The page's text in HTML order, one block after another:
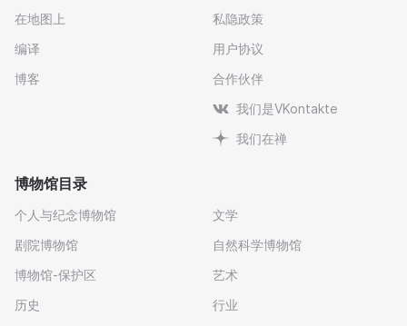
在地图上
编译
博客
私隐政策
用户协议
合作伙伴
我们是VKontakte
我们在禅
博物馆目录
个人与纪念博物馆
剧院博物馆
博物馆-保护区
历史
文学
自然科学博物馆
艺术
行业